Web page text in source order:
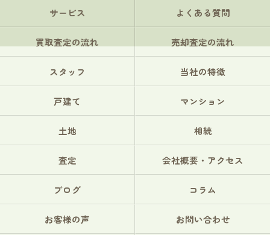
サービス よくある質問
買取査定の流れ 売却査定の流れ
スタッフ 当社の特徴
戸建て マンション
土地 相続
査定 会社概要・アクセス
ブログ コラム
お客様の声 お問い合わせ